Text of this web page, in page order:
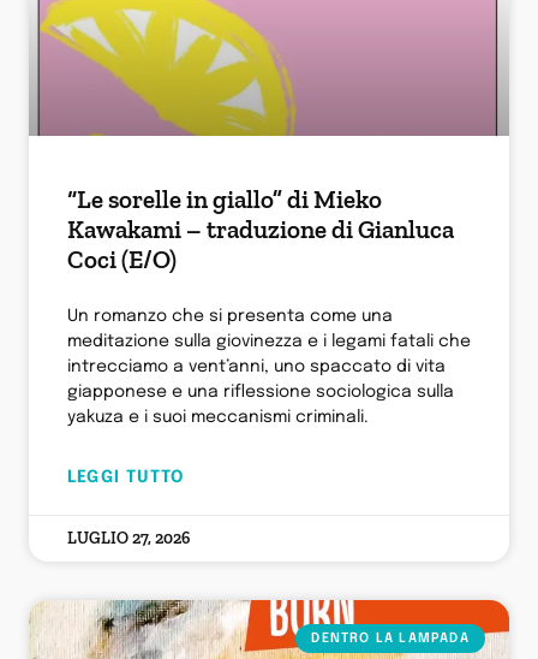
“Le sorelle in giallo” di Mieko
Kawakami – traduzione di Gianluca
Coci (E/O)
Un romanzo che si presenta come una
meditazione sulla giovinezza e i legami fatali che
intrecciamo a vent’anni, uno spaccato di vita
giapponese e una riflessione sociologica sulla
yakuza e i suoi meccanismi criminali.
LEGGI TUTTO
LUGLIO 27, 2026
DENTRO LA LAMPADA